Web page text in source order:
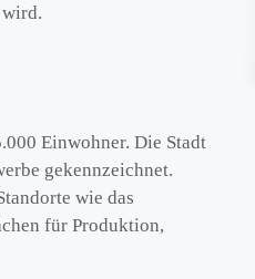
Einwohner. Die Stadt
gekennzeichnet.
wie das
für Produktion,